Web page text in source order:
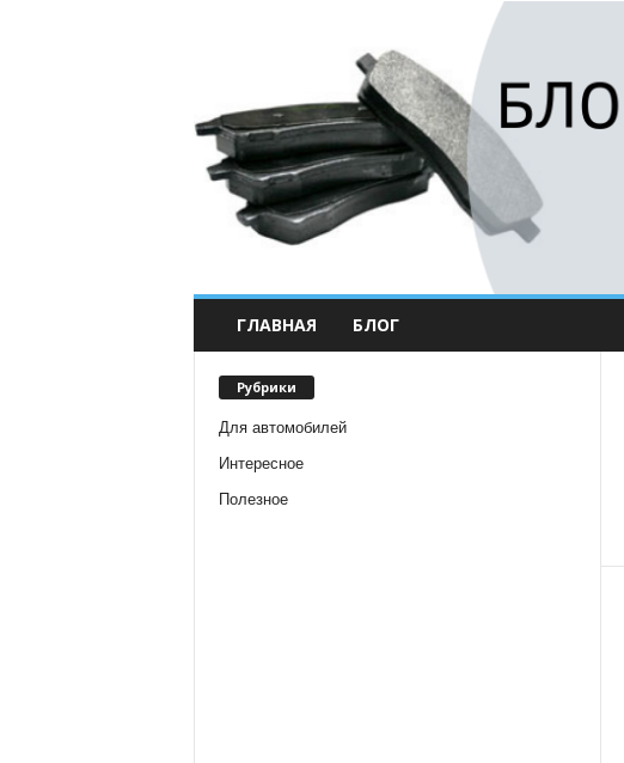
ГЛАВНАЯ БЛОГ
Рубрики
Для автомобилей
Интересное
Полезное